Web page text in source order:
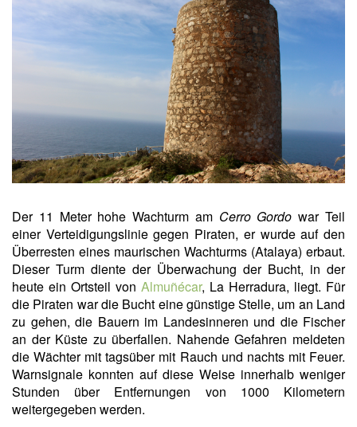
Der 11 Meter hohe Wachturm am Cerro Gordo war Teil
einer Verteidigungslinie gegen Piraten, er wurde auf den
Überresten eines maurischen Wachturms (Atalaya) erbaut.
Dieser Turm diente der Überwachung der Bucht, in der
heute ein Ortsteil von Almuñécar, La Herradura, liegt. Für
die Piraten war die Bucht eine günstige Stelle, um an Land
zu gehen, die Bauern im Landesinneren und die Fischer
an der Küste zu überfallen. Nahende Gefahren meldeten
die Wächter mit tagsüber mit Rauch und nachts mit Feuer.
Warnsignale konnten auf diese Weise innerhalb weniger
Stunden über Entfernungen von 1000 Kilometern
weitergegeben werden.